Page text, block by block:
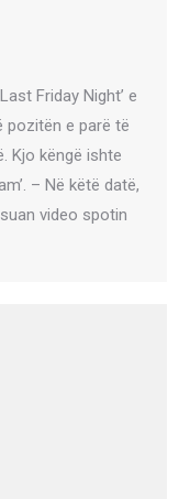
Friday Night’ e
pozitën e parë të
Kjo këngë ishte
– Në këtë datë,
video spotin